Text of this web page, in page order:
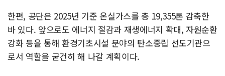
한편, 공단은 2025년 기준 온실가스를 총 19,355톤 감축한
바 있다. 앞으로도 에너지 절감과 재생에너지 확대, 자원순환
강화 등을 통해 환경기초시설 분야의 탄소중립 선도기관으
로서 역할을 굳건히 해 나갈 계획이다.